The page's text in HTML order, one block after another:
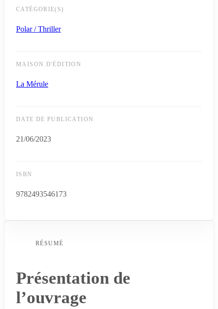
CATÉGORIE(S)
Polar / Thriller
MAISON D'ÉDITION
La Mérule
DATE DE PUBLICATION
21/06/2023
ISBN
9782493546173
RÉSUMÉ
Présentation de
l’ouvrage